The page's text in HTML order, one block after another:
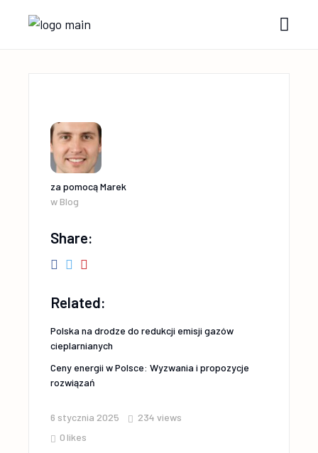
za pomocąMarek
w Blog
Share:
Related:
Polska na drodze do redukcji emisji gazów
cieplarnianych
Ceny energii w Polsce: Wyzwania i propozycje
rozwiązań
6 stycznia 2025 234views
0 likes